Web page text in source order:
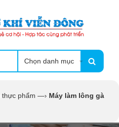
Chọn danh mục
thực phẩm —› Máy làm lông gà